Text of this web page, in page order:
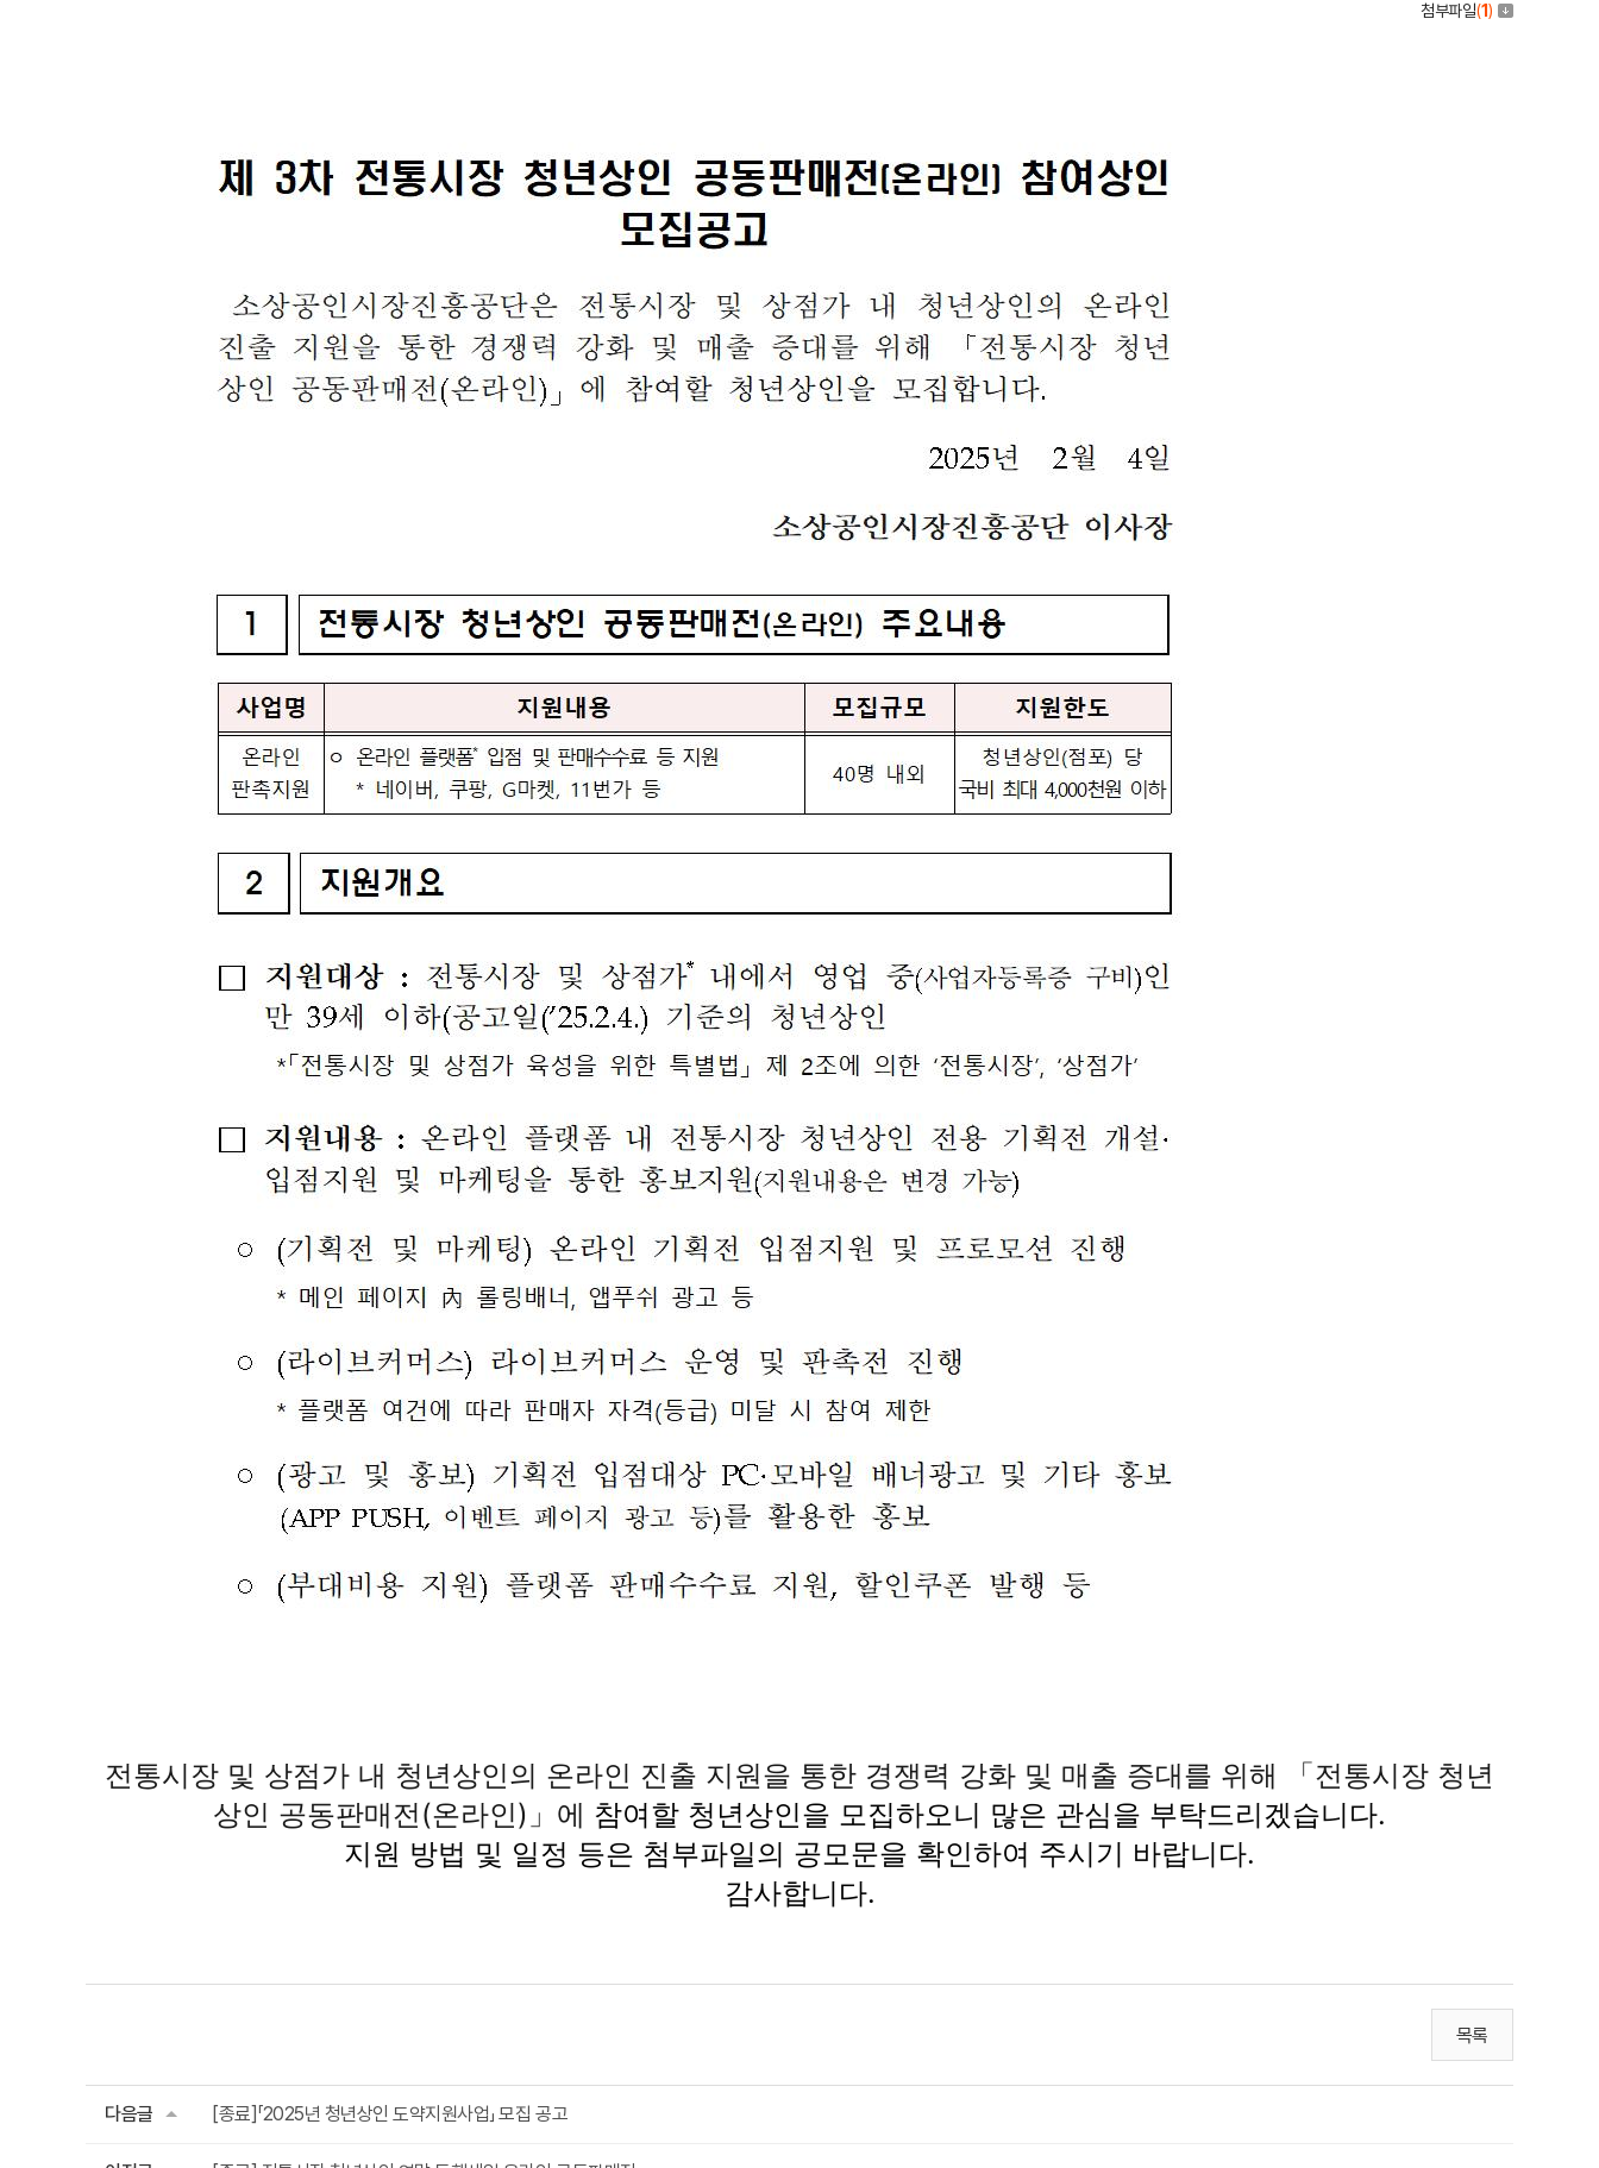
첨부파일(1)
전통시장 및 상점가 내 청년상인의 온라인 진출 지원을 통한 경쟁력 강화 및 매출 증대를 위해 「전통시장 청년
상인 공동판매전(온라인)」에 참여할 청년상인을 모집하오니 많은 관심을 부탁드리겠습니다.
지원 방법 및 일정 등은 첨부파일의 공모문을 확인하여 주시기 바랍니다.
감사합니다.
목록
다음글 [종료]「2025년 청년상인 도약지원사업」 모집 공고